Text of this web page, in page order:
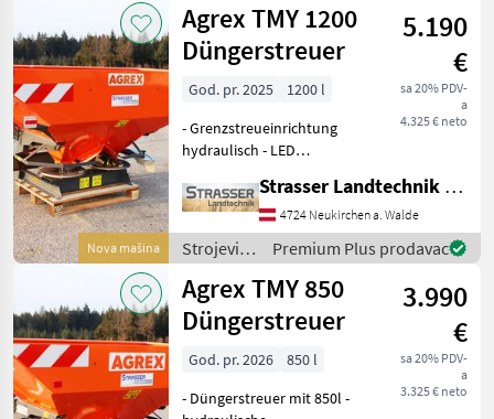
Kategorija 4 Država Filteri
TRENUTNA
PUTANJA
Poljoprivredna
tehnika
Strojevi Za
Dubrenje
Gnojenje I
Navodnjavanje
Mineralnog
Dubriva
Agrex
IZABERITE
KATEGORIJU
Resetuj
Prikaži 6
rezultata
Nova mašina
Agrex TMY 1200
Düngerstreuer
5.190
€
sa 20% PDV-
a
4.325 € neto
God. pr. 2025
1200 l
- Grenzstreueinrichtung
hydraulisch - LED
Schieberbetätigung -
Gelenkwelle - Streubreite
bis 18m, mit separaten
Wurfflügeln bis 24m (A
Strasser Landtechnik GmbH
4724 Neukirchen a. Walde
Strojevi
za
đubrenje,
gnojenje i
navodnjavanje
/ Agrex
Premium Plus prodavac
Agrex TMY 850
Düngerstreuer
3.990
€
sa 20% PDV-
a
3.325 € neto
God. pr. 2026
850 l
- Düngerstreuer mit 850l -